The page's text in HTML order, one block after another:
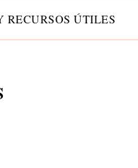
RECURSOS ÚTILES